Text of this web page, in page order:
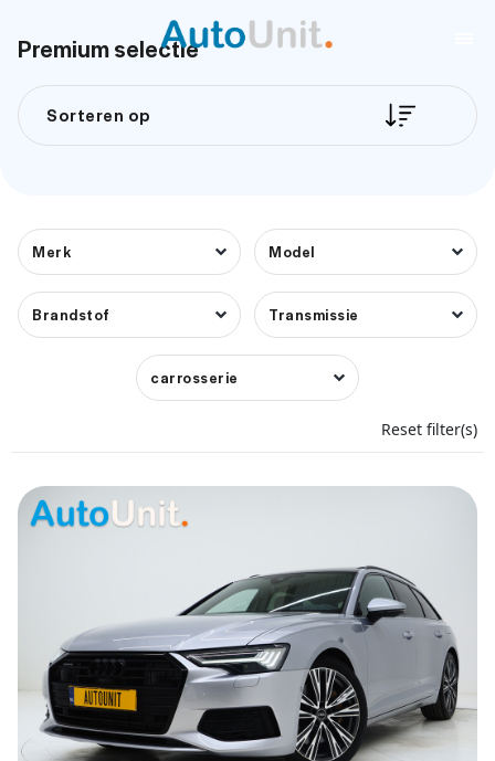
Premium selectie
Sorteren op
Merk Model
Brandstof Transmissie
carrosserie
Reset filter(s)